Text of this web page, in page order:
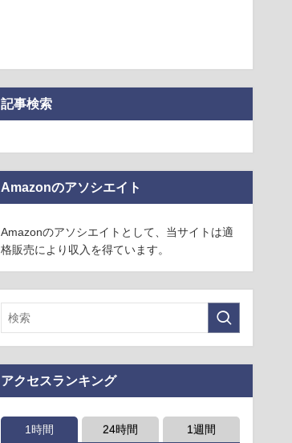
記事検索
Amazonのアソシエイト
Amazonのアソシエイトとして、当サイトは適
格販売により収入を得ています。
アクセスランキング
1時間 24時間 1週間